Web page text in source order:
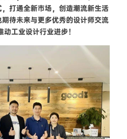
打通全新市场，创造潮流新生活
待未来与更多优秀的设计师交流
工业设计行业进步！